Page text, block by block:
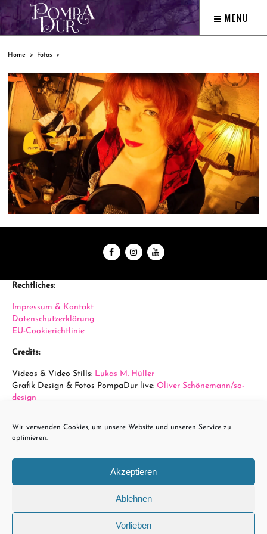
Wir verwenden Cookies, um unsere Website und unseren Service zu
optimieren.
Akzeptieren
Ablehnen
Vorlieben
MENU
Home Fotos
Rechtliches:
Impressum & Kontakt
Datenschutzerklärung
EU-Cookierichtlinie
Credits:
Videos & Video Stills: Lukas M. Hüller
Grafik Design & Fotos PompaDur live: Oliver Schönemann/so-
design
powered by...